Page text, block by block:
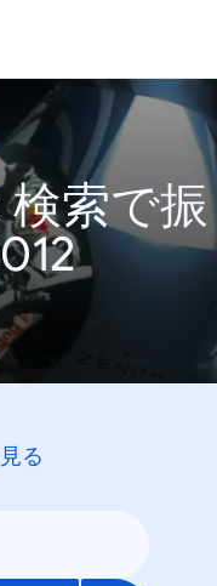
検索で振
る